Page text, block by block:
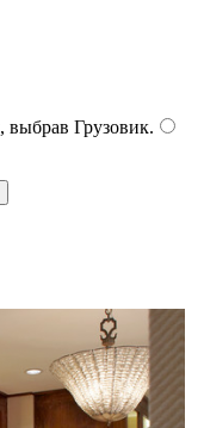
выбрав Грузовик.